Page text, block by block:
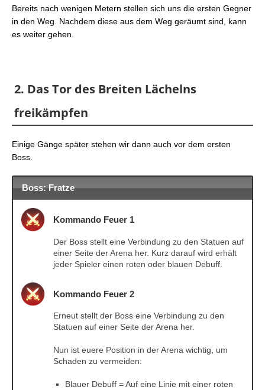
Bereits nach wenigen Metern stellen sich uns die ersten Gegner
in den Weg. Nachdem diese aus dem Weg geräumt sind, kann
es weiter gehen.
2. Das Tor des Breiten Lächelns
freikämpfen
Einige Gänge später stehen wir dann auch vor dem ersten
Boss.
Boss: Fratze
Kommando Feuer 1
Der Boss stellt eine Verbindung zu den Statuen auf
einer Seite der Arena her. Kurz darauf wird erhält
jeder Spieler einen roten oder blauen Debuff.
Kommando Feuer 2
Erneut stellt der Boss eine Verbindung zu den
Statuen auf einer Seite der Arena her.
Nun ist euere Position in der Arena wichtig, um
Schaden zu vermeiden:
Blauer Debuff = Auf eine Linie mit einer roten